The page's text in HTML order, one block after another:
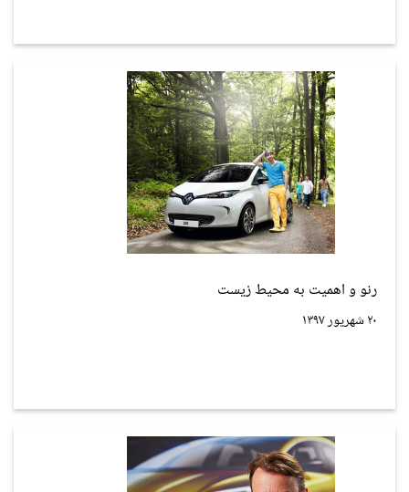
رنو و اهمیت به محیط زیست
۲۰ شهریور ۱۳۹۷